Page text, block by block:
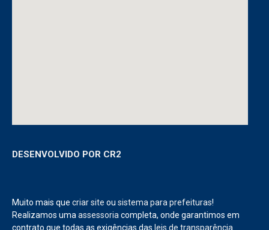
DESENVOLVIDO POR CR2
Muito mais que criar site ou sistema para prefeituras!
Realizamos uma assessoria completa, onde garantimos em
contrato que todas as exigências das leis de transparência